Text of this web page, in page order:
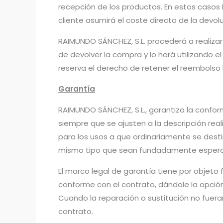
recepción de los productos. En estos
cliente asumirá el coste directo de la
RAIMUNDO SÁNCHEZ, S.L. procederá a
de devolver la compra y lo hará utilizando el
reserva el derecho de retener el
Garantía
RAIMUNDO SÁNCHEZ, S.L., garantiza la
siempre que se ajusten a la descripción
para los usos a que ordinariamente se
mismo tipo que sean fundadamente
El marco legal de garantía tiene por objeto
conforme con el contrato, dándole la
Cuando la reparación o sustitución no
contrato.